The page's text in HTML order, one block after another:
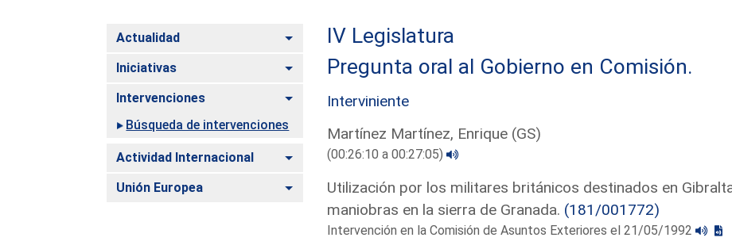
Actualidad Alternar
Iniciativas Alternar
Intervenciones
Alternar
Búsqueda de intervenciones
Actividad Internacional Alternar
Unión Europea Alternar
IV Legislatura
Pregunta oral al Gobierno en Comisión.
Interviniente
Martínez Martínez, Enrique (GS)
(00:26:10 a 00:27:05)
Utilización por los militares británicos destinados en
maniobras en la sierra de Granada. (181/001772)
Intervención en la Comisión de Asuntos Exteriores el 21/05/1992